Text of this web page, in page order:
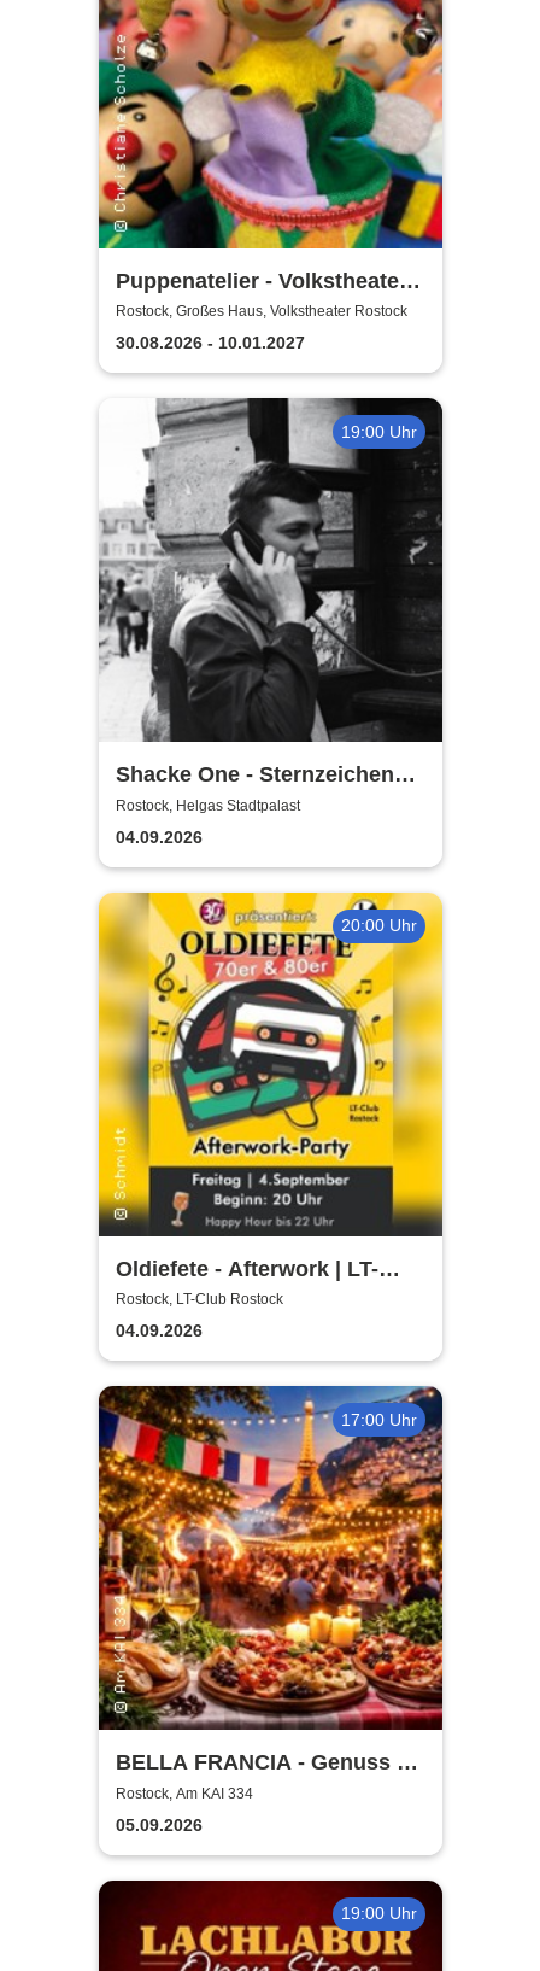
Puppenatelier - Volkstheater
Rostock
Rostock, Großes Haus, Volkstheater Rostock
30.08.2026 - 10.01.2027
19:00 Uhr
Shacke One - Sternzeichen
Boss Tour
Rostock, Helgas Stadtpalast
04.09.2026
20:00 Uhr
Oldiefete - Afterwork | LT-
Club Rostock
Rostock, LT-Club Rostock
04.09.2026
17:00 Uhr
BELLA FRANCIA - Genuss &
Kultur Rostock
Rostock, Am KAI 334
05.09.2026
19:00 Uhr